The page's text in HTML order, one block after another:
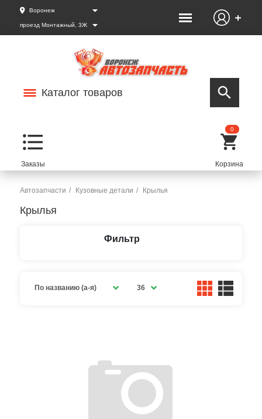
Воронеж
проезд Монтажный, 3Ж
Каталог товаров
0
Автозапчасти Кузовные детали Крылья
Крылья
Фильтр
По названию (а-я) 36